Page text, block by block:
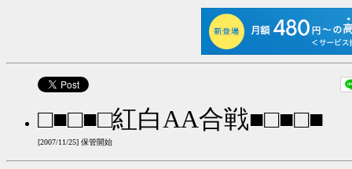
□■□■□紅白AA合戦■□■□■
[2007/11/25] 保管開始